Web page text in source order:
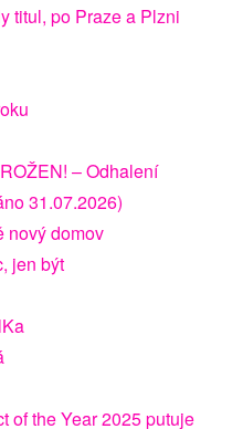
titul, po Praze a Plzni
– Odhalení
31.07.2026)
nový domov
jen být
of the Year 2025 putuje